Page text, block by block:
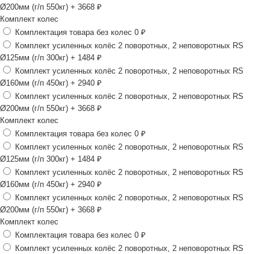
Ø200мм (г/п 550кг) + 3668 ₽
Комплект колес
Комплектация товара без колес 0 ₽
Комплект усиленных колёс 2 поворотных, 2 неповоротных RS
Ø125мм (г/п 300кг) + 1484 ₽
Комплект усиленных колёс 2 поворотных, 2 неповоротных RS
Ø160мм (г/п 450кг) + 2940 ₽
Комплект усиленных колёс 2 поворотных, 2 неповоротных RS
Ø200мм (г/п 550кг) + 3668 ₽
Комплект колес
Комплектация товара без колес 0 ₽
Комплект усиленных колёс 2 поворотных, 2 неповоротных RS
Ø125мм (г/п 300кг) + 1484 ₽
Комплект усиленных колёс 2 поворотных, 2 неповоротных RS
Ø160мм (г/п 450кг) + 2940 ₽
Комплект усиленных колёс 2 поворотных, 2 неповоротных RS
Ø200мм (г/п 550кг) + 3668 ₽
Комплект колес
Комплектация товара без колес 0 ₽
Комплект усиленных колёс 2 поворотных, 2 неповоротных RS